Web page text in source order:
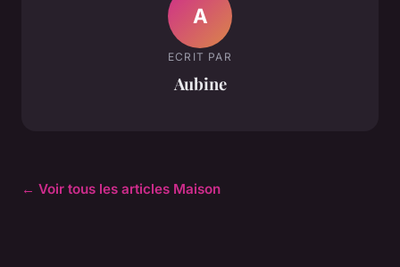
A
ECRIT PAR
Aubine
← Voir tous les articles Maison